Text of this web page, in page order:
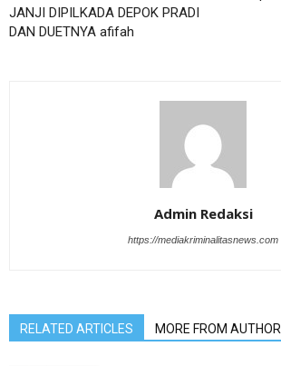
JANJI DIPILKADA DEPOK PRADI
DAN DUETNYA afifah
Admin Redaksi
https://mediakriminalitasnews.com
RELATED ARTICLES MORE FROM AUTHOR